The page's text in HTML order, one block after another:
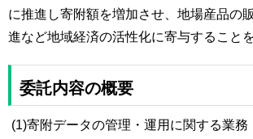
に推進し寄附額を増加させ、地場産品の
進など地域経済の活性化に寄与すること
委託内容の概要
(1)寄附データの管理・運用に関する業務